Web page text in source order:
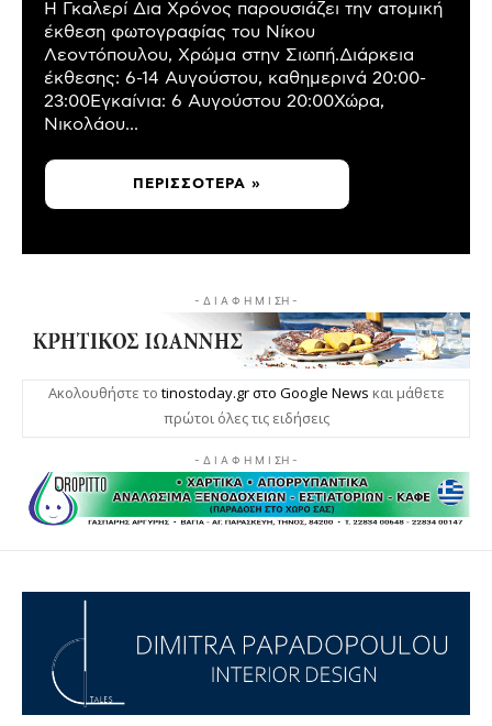
Η Γκαλερί Δια Χρόνος παρουσιάζει την ατομική
έκθεση φωτογραφίας του Νίκου
Λεοντόπουλου, Χρώμα στην Σιωπή.Διάρκεια
έκθεσης: 6-14 Αυγούστου, καθημερινά 20:00-
23:00Εγκαίνια: 6 Αυγούστου 20:00Χώρα,
Νικολάου...
ΠΕΡΙΣΣΌΤΕΡΑ »
- Δ Ι Α Φ Η Μ Ι ΣΗ -
Ακολουθήστε το tinostoday.gr στο Google News και μάθετε
πρώτοι όλες τις ειδήσεις
- Δ Ι Α Φ Η Μ Ι ΣΗ -